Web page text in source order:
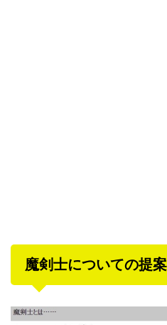
魔剣士についての提案